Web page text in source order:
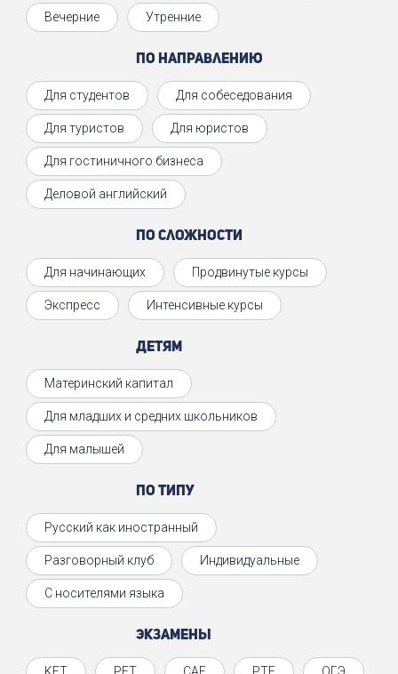
Вечерние Утренние
По направлению
Для студентов Для собеседования
Для туристов Для юристов
Для гостиничного бизнеса
Деловой английский
По сложности
Для начинающих Продвинутые курсы
Экспресс Интенсивные курсы
Детям
Материнский капитал
Для младших и средних школьников
Для малышей
По типу
Русский как иностранный
Разговорный клуб Индивидуальные
С носителями языка
Экзамены